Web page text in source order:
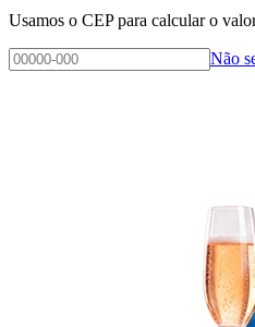
Usamos o CEP para calcular o
Não